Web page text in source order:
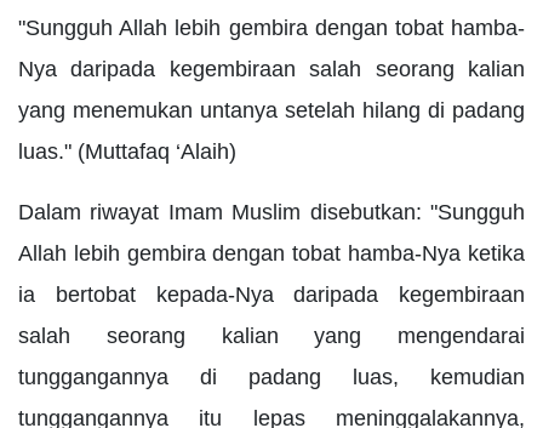
"Sungguh Allah lebih gembira dengan tobat hamba-
Nya daripada kegembiraan salah seorang kalian
yang menemukan untanya setelah hilang di padang
luas." (Muttafaq ‘Alaih)
Dalam riwayat Imam Muslim disebutkan: "Sungguh
Allah lebih gembira dengan tobat hamba-Nya ketika
ia bertobat kepada-Nya daripada kegembiraan
salah seorang kalian yang mengendarai
tunggangannya di padang luas, kemudian
tunggangannya itu lepas meninggalakannya,